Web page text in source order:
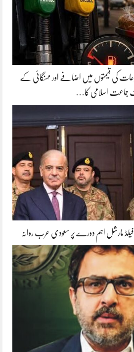
کی قیمتوں میں اضافے اور مہنگائی کے
جماعت اسلامی کا…
فیلڈ مارشل اہم دورے پر سعودی عرب روانہ